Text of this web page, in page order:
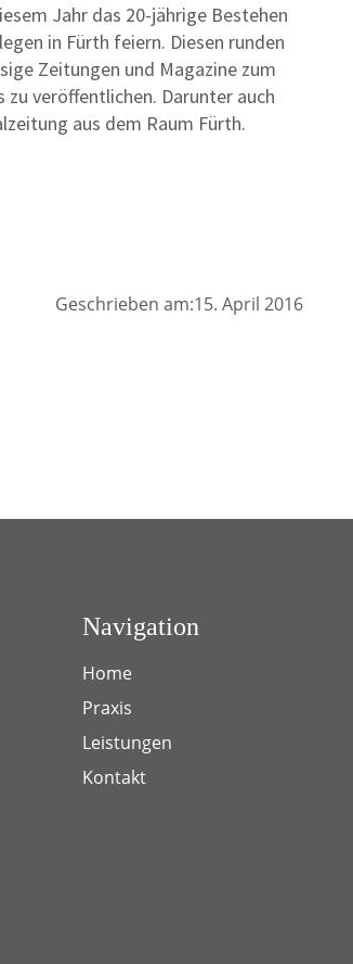
Jahr das 20-jährige Bestehen
in Fürth feiern. Diesen runden
Zeitungen und Magazine zum
zu veröffentlichen. Darunter auch
aus dem Raum Fürth.
Geschrieben am:15. April 2016
Navigation
Home
Praxis
Leistungen
Kontakt